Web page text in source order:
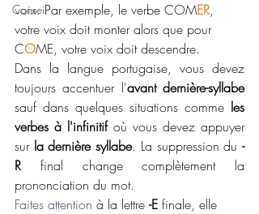
Conseil
voix. Par exemple, le verbe COMER,
votre voix doit monter alors que pour
COME, votre voix doit descendre.
Dans la langue portugaise, vous devez
toujours accentuer l'avant dernière-syllabe
sauf dans quelques situations comme les
verbes à l'infinitif où vous devez appuyer
sur la dernière syllabe. La suppression du -
R final change complètement la
prononciation du mot.
Faites attention à la lettre -E finale, elle